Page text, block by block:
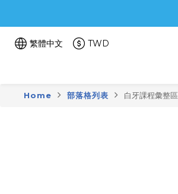
繁體中文 TWD
Home 部落格列表 白牙課程彙整區